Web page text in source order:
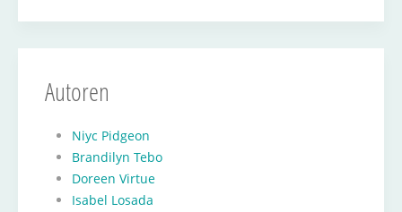
Autoren
Niyc Pidgeon
Brandilyn Tebo
Doreen Virtue
Isabel Losada